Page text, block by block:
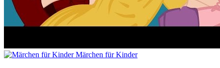
Märchen für Kinder